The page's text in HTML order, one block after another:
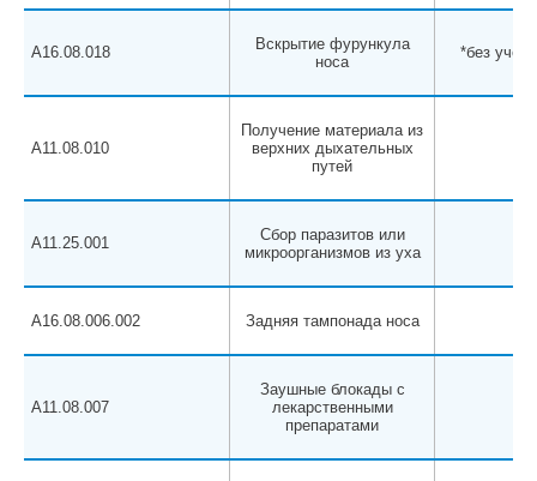
A16.08.018
Вскрытие фурункула
носа
*без
A11.08.010
Получение материала из
верхних дыхательных
путей
A11.25.001
Сбор паразитов или
микроорганизмов из уха
A16.08.006.002 Задняя тампонада носа
A11.08.007
Заушные блокады с
лекарственными
препаратами